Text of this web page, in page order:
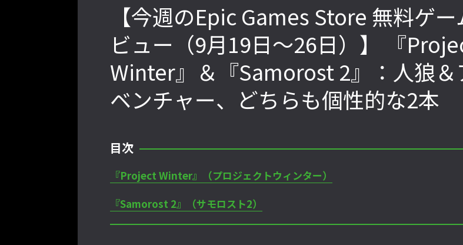
【今週のEpic Games Store 無料ゲー
ビュー（9月19日〜26日）】 『
Winter』＆『Samorost 2』：人狼＆
ベンチャー、どちらも個性的な2本
目次
『Project Winter』（プロジェクトウィンター）
『Samorost 2』（サモロスト2）
2022年最後の懺悔！ 「ストリートフ
ァイターリーグ 2022」最終節を終え
て吐露したいこと【ストーム久保のプ
ロ格闘ゲーマーのゲンバから！ 第48
「ストリートファイターリーグ
2022」前半戦の反省文を見てほし
い！ チームリーダー久保の失敗【ス
トーム久保のプロ格闘ゲーマーのゲン
『ストV』
性！ 大会で
えてみた【
ーマーのゲ
格ゲーおじさんに告ぐ！「CAPCOM
「若さ」だけじゃないから説明しま
す！【ストーム久保のプロ格闘ゲーマ